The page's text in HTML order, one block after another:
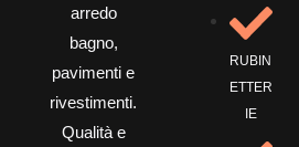
arredo
bagno,
pavimenti e
rivestimenti.
Qualità e
RUBIN
ETTER
IE